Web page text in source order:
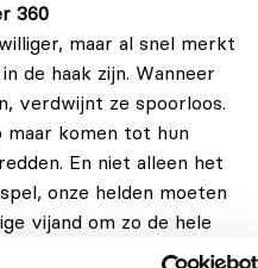
360
maar al snel merkt
de haak zijn. Wanneer
verdwijnt ze spoorloos.
maar komen tot hun
En niet alleen het
onze helden moeten
vijand om zo de hele